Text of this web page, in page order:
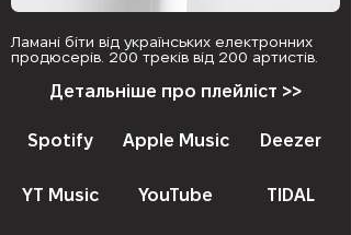
Ламані біти від українських електронних
продюсерів. 200 треків від 200 артистів.
Детальніше про плейліст >>
Spotify Apple Music Deezer
YT Music YouTube TIDAL